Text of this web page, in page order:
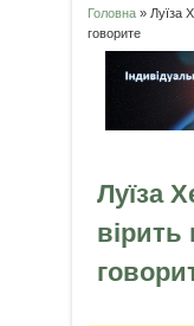
Ви є тут
Головна» Луїза
говорите
Луїза